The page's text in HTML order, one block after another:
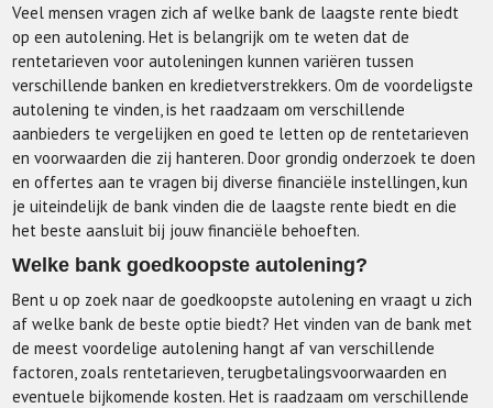
Veel mensen vragen zich af welke bank de laagste rente biedt
op een autolening. Het is belangrijk om te weten dat de
rentetarieven voor autoleningen kunnen variëren tussen
verschillende banken en kredietverstrekkers. Om de voordeligste
autolening te vinden, is het raadzaam om verschillende
aanbieders te vergelijken en goed te letten op de rentetarieven
en voorwaarden die zij hanteren. Door grondig onderzoek te doen
en offertes aan te vragen bij diverse financiële instellingen, kun
je uiteindelijk de bank vinden die de laagste rente biedt en die
het beste aansluit bij jouw financiële behoeften.
Welke bank goedkoopste autolening?
Bent u op zoek naar de goedkoopste autolening en vraagt u zich
af welke bank de beste optie biedt? Het vinden van de bank met
de meest voordelige autolening hangt af van verschillende
factoren, zoals rentetarieven, terugbetalingsvoorwaarden en
eventuele bijkomende kosten. Het is raadzaam om verschillende